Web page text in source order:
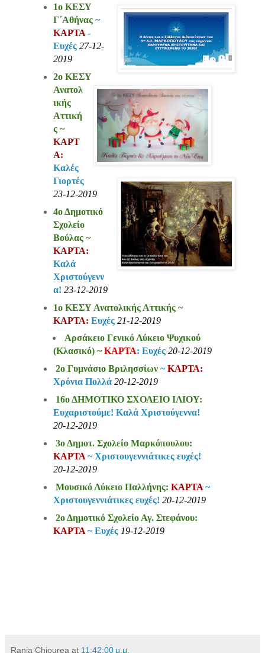
1ο ΚΕΣΥ
Γ΄Αθήνας~
ΚΑΡΤΑ-
Ευχές 27-12-
2019
2ο ΚΕΣΥ
Ανατολ
ικής
Αττική
ς ~
ΚΑΡΤ
Α:
Καλές
Γιορτές
23-12-2019
4ο Δημοτικό
Σχολείο
Βούλας ~
ΚΑΡΤΑ:
Καλά
Χριστούγενν
α! 23-12-2019
1ο ΚΕΣΥ Ανατολικής Αττικής ~
ΚΑΡΤΑ: Ευχές 21-12-2019
Αρσάκειο Γενικό Λύκειο Ψυχικού
(Κλασικό) ~ ΚΑΡΤΑ: Ευχές 20-12-2019
2ο Γυμνάσιο Βριλησσίων~ΚΑΡΤΑ:
Χρόνια Πολλά 20-12-2019
16ο ΔΗΜΟΤΙΚΟ ΣΧΟΛΕΙΟ ΙΛΙΟΥ:
Ευχαριστούμε! Καλά Χριστούγεννα!
20-12-2019
3ο Δημοτ. Σχολείο Μαρκόπουλου:
ΚΑΡΤΑ ~ Χριστουγεννιάτικες ευχές!
20-12-2019
Μουσικό Λύκειο Παλλήνης: ΚΑΡΤΑ~
Χριστουγεννιάτικες ευχές! 20-12-2019
2ο Δημοτικό Σχολείο Αγ. Στεφάνου:
ΚΑΡΤΑ ~ Ευχές 19-12-2019
Rania Chiourea at 11:42:00 μ.μ.